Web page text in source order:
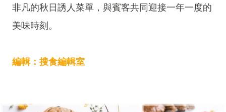
非凡的秋日誘人菜單，與賓客共同迎接一年一度的
美味時刻。
編輯：搜食編輯室